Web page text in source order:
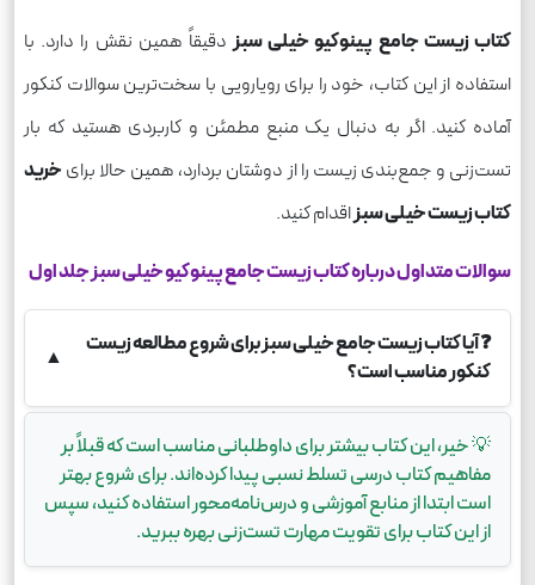
کتاب زیست جامع پینوکیو خیلی سبزدقیقاً همین نقش را دارد. با
استفاده از این کتاب، خود را برای رویارویی با سخت‌ترین سوالات کنکور
آماده کنید. اگر به دنبال یک منبع مطمئن و کاربردی هستید که بار
تست‌زنی و جمع‌بندی زیست را از دوشتان بردارد، همین حالا برایخرید
کتاب زیست خیلی سبزاقدام کنید.
سوالات متداول درباره کتاب زیست جامع پینوکیو خیلی سبز جلد اول
❓آیا کتاب زیست جامع خیلی سبز برای شروع مطالعه زیست
کنکور مناسب است؟
▲
💡خیر، این کتاب بیشتر برای داوطلبانی مناسب است که قبلاً بر
مفاهیم کتاب درسی تسلط نسبی پیدا کرده‌اند. برای شروع بهتر
است ابتدا از منابع آموزشی و درس‌نامه‌محور استفاده کنید، سپس
از این کتاب برای تقویت مهارت تست‌زنی بهره ببرید.